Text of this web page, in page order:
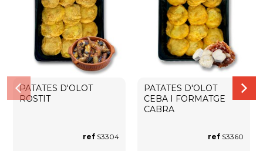
PATATES D'OLOT
ROSTIT
refS3304
PATATES D'OLOT
CEBA I FORMATGE
CABRA
refS3360